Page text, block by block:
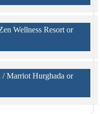
Wellness Resort or
/ Marriot Hurghada or